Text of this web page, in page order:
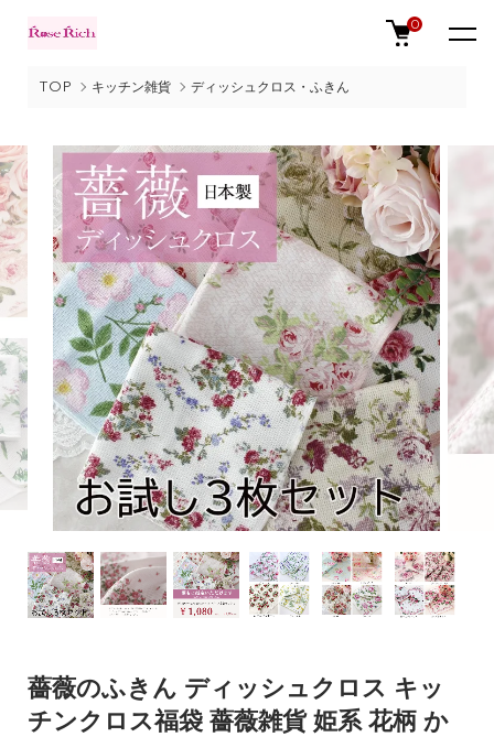
0
TOP キッチン雑貨 ディッシュクロス・ふきん
薔薇のふきん ディッシュクロス キッ
チンクロス福袋 薔薇雑貨 姫系 花柄 か